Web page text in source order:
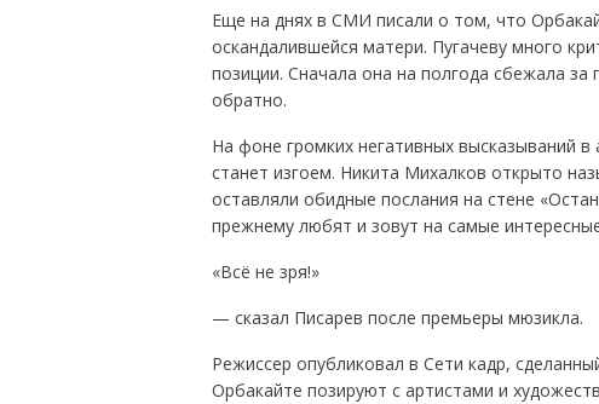
Еще на днях в СМИ писали о том, что
оскандалившейся матери. Пугачеву много
позиции. Сначала она на полгода сбежала
обратно.
На фоне громких негативных высказываний
станет изгоем. Никита Михалков открыто
оставляли обидные послания на стене
прежнему любят и зовут на самые
«Всё не зря!»
— сказал Писарев после премьеры мюзикла.
Режиссер опубликовал в Сети кадр,
Орбакайте позируют с артистами и